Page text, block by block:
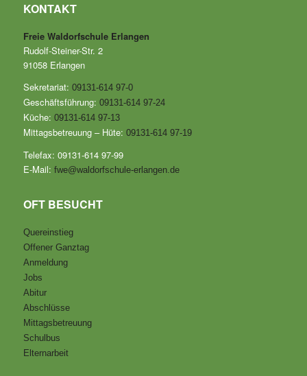
KONTAKT
Freie Waldorfschule Erlangen
Rudolf-Steiner-Str. 2
91058 Erlangen
Sekretariat: 09131-614 97-0
Geschäftsführung: 09131-614 97-24
Küche: 09131-614 97-13
Mittagsbetreuung – Hüte: 09131-614 97-19
Telefax: 09131-614 97-99
E-Mail: fwe@waldorfschule-erlangen.de
OFT BESUCHT
Quereinstieg
Offener Ganztag
Anmeldung
Jobs
Abitur
Abschlüsse
Mittagsbetreuung
Schulbus
Elternarbeit